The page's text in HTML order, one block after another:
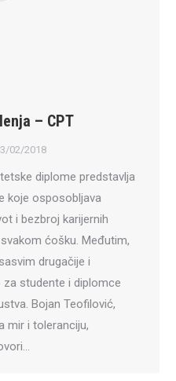
– CPT
02/2018
diplome predstavlja
koje osposobljava
i bezbroj karijernih
ćošku. Međutim,
drugačije i
studente i diplomce
Bojan Teofilović,
mir i toleranciju,